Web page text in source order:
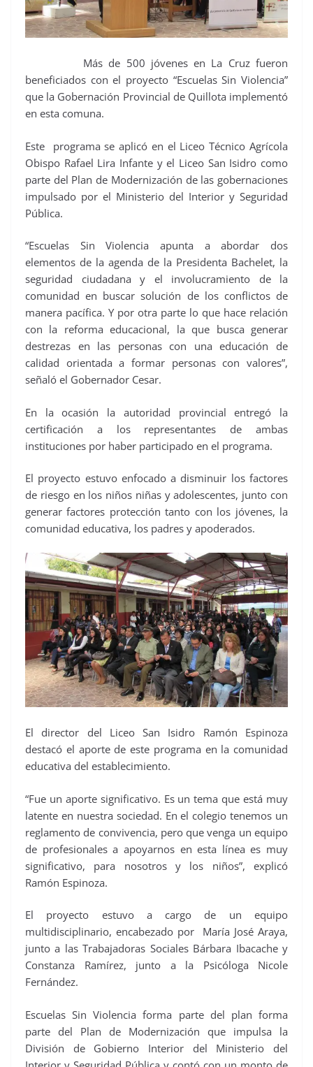
Más de 500 jóvenes en La Cruz fueron
beneficiados con el proyecto “Escuelas Sin Violencia”
que la Gobernación Provincial de Quillota implementó
en esta comuna.
Este programa se aplicó en el Liceo Técnico Agrícola
Obispo Rafael Lira Infante y el Liceo San Isidro como
parte del Plan de Modernización de las gobernaciones
impulsado por el Ministerio del Interior y Seguridad
Pública.
“Escuelas Sin Violencia apunta a abordar dos
elementos de la agenda de la Presidenta Bachelet, la
seguridad ciudadana y el involucramiento de la
comunidad en buscar solución de los conflictos de
manera pacífica. Y por otra parte lo que hace relación
con la reforma educacional, la que busca generar
destrezas en las personas con una educación de
calidad orientada a formar personas con valores”,
señaló el Gobernador Cesar.
En la ocasión la autoridad provincial entregó la
certificación a los representantes de ambas
instituciones por haber participado en el programa.
El proyecto estuvo enfocado a disminuir los factores
de riesgo en los niños niñas y adolescentes, junto con
generar factores protección tanto con los jóvenes, la
comunidad educativa, los padres y apoderados.
El director del Liceo San Isidro Ramón Espinoza
destacó el aporte de este programa en la comunidad
educativa del establecimiento.
“Fue un aporte significativo. Es un tema que está muy
latente en nuestra sociedad. En el colegio tenemos un
reglamento de convivencia, pero que venga un equipo
de profesionales a apoyarnos en esta línea es muy
significativo, para nosotros y los niños”, explicó
Ramón Espinoza.
El proyecto estuvo a cargo de un equipo
multidisciplinario, encabezado por María José Araya,
junto a las Trabajadoras Sociales Bárbara Ibacache y
Constanza Ramírez, junto a la Psicóloga Nicole
Fernández.
Escuelas Sin Violencia forma parte del plan forma
parte del Plan de Modernización que impulsa la
División de Gobierno Interior del Ministerio del